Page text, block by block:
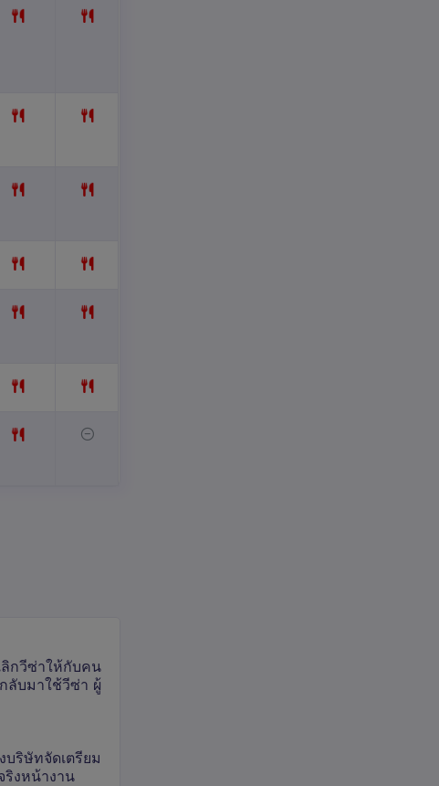
ลิกวีซ่าให้กับคน
ลับมาใช้วีซ่า ผู้
ริษัทจัดเตรียม
ริงหน้างาน